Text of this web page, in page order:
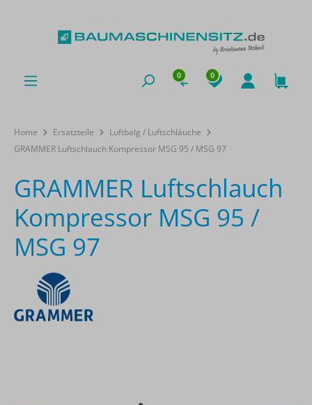
0 0
Home Ersatzteile
Luftbalg / Luftschläuche
GRAMMER Luftschlauch Kompressor MSG 95 / MSG 97
GRAMMER Luftschlauch
Kompressor MSG 95 /
MSG 97